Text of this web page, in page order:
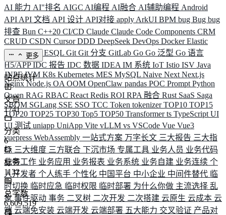
AI 能力 AI"排名 AIGC AI编程 AI融合 AI辅助编程 Android
API API 文档 API 设计 API对接 apply ArkUI BPM bug Bug bug
排查 Bun C++20 CI/CD Claude Claude Code Components CRM
CRUD CSDN CursorDDD DeepSeek DevOps DockerElastic
ELK ElysiaESQL Git Git 分支 GitLab Go Go 泛型 Go 语言
H5/APPIDC 报告 IDC 数据 IDEA IM 系统 IoT Istio ISV Java
JNPFJVM K8s Kubernetes MES MySQL Naive Next Next.js
NginxNode.js OA OOM OpenClaw pandas POC Prompt Python
Qwen RAG RBAC React Redis ROI RPA 融合 Rust SaaS Saga
SBOM SGLang SSE SSO TCC Token tokenizerTOP10 TOP15
TOP20 TOP25 TOP30 Top5 TOP50 Transformerts TypeScript UI
UI 测试 uniapp UniApp Vite vLLM vs VSCode Vue Vue3
vuepress WebAssembly 一站式方案 万字长文 三大报告 三大指
标 三大维度 三方联合 下沉市场 专属工具 业务人员 业务代码
业务工作 业务应用 业务报表 业务系统 业务自建 业务连续 个
人开发者 个人练手 个性化 中国平台 中小企业 中间件替代 临
时切换 临时应急 临时权限 临时部署 为什么你做 主流选择 乱
象 事件驱动 事务 二叉树 二次开发 二次搭建 云原生 云成本 云
端 云端免安装 云端开发 云端部署 五大能力 交叉验证 产品对
更多
站点统计
文章
1741
分类
6
标签
1132
总字数
6,609,519